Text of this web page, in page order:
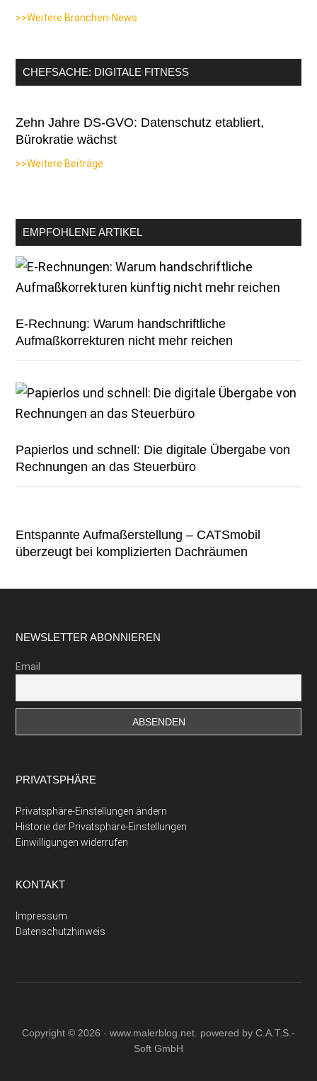
>>Weitere Branchen-News
CHEFSACHE: DIGITALE FITNESS
Zehn Jahre DS-GVO: Datenschutz etabliert,
Bürokratie wächst
>>Weitere Beiträge
EMPFOHLENE ARTIKEL
E-Rechnung: Warum handschriftliche
Aufmaßkorrekturen nicht mehr reichen
Papierlos und schnell: Die digitale Übergabe von
Rechnungen an das Steuerbüro
Entspannte Aufmaßerstellung – CATSmobil
überzeugt bei komplizierten Dachräumen
Footer
NEWSLETTER ABONNIEREN
Email
PRIVATSPHÄRE
Privatsphäre-Einstellungen ändern
Historie der Privatsphäre-Einstellungen
Einwilligungen widerrufen
KONTAKT
Impressum
Datenschutzhinweis
Copyright © 2026 · www.malerblog.net . powered by C.A.T.S.-
Soft GmbH